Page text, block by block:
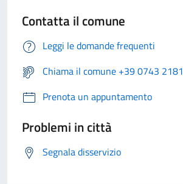
Contatta il comune
Leggi le domande frequenti
Chiama il comune +39 0743 2181
Prenota un appuntamento
Problemi in città
Segnala disservizio